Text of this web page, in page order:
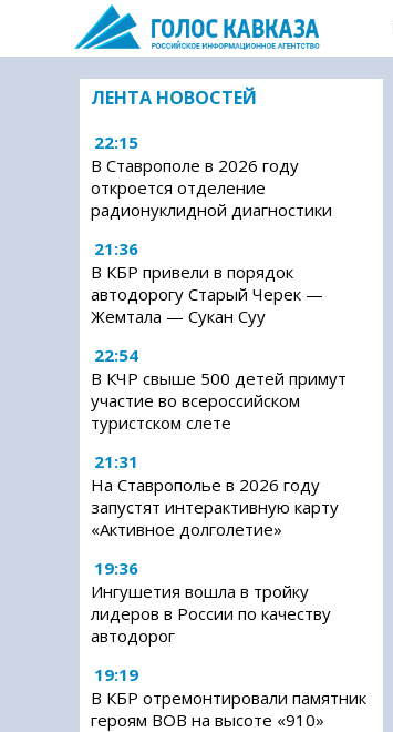
ЛЕНТА НОВОСТЕЙ
22:15
В Ставрополе в 2026 году
откроется отделение
радионуклидной диагностики
21:36
В КБР привели в порядок
автодорогу Старый Черек —
Жемтала — Сукан Суу
22:54
В КЧР свыше 500 детей примут
участие во всероссийском
туристском слете
21:31
На Ставрополье в 2026 году
запустят интерактивную карту
«Активное долголетие»
19:36
Ингушетия вошла в тройку
лидеров в России по качеству
автодорог
19:19
В КБР отремонтировали памятник
героям ВОВ на высоте «910»